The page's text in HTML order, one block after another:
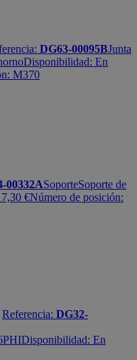
DG63-00095BJunta
Disponibilidad: En
M370
00332ASoporteSoporte de
€Número de posición:
Referencia: DG32-
Disponibilidad: En